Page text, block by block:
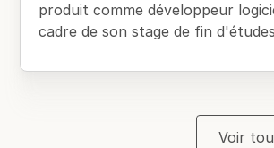
produit comme développeur
cadre de son stage de fin
Voir